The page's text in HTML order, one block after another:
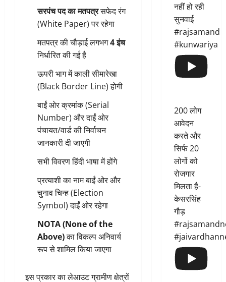
सरपंच पद का मतपत्रसफेद रंग
(White Paper) पर रहेगा
मतपत्र की चौड़ाई लगभग4 इंच
निर्धारित की गई है
ऊपरी भाग में काली सीमारेखा
(Black Border Line) होगी
बाईं ओर क्रमांक (Serial
Number) और दाईं ओर
पंचायत/वार्ड की निर्वाचन
जानकारी दी जाएगी
सभी विवरण हिंदी भाषा में होंगे
प्रत्याशी का नाम बाईं ओर और
चुनाव चिन्ह (Election
Symbol) दाईं ओर रहेगा
NOTA (None of the
Above)का विकल्प अनिवार्य
रूप से शामिल किया जाएगा
इस प्रकार का लेआउट ग्रामीण क्षेत्रों
नहीं हो रही
सुनवाई
#rajsamand
#kunwariya
200 लोग
आवेदन
करते और
सिर्फ 20
लोगों को
रोजगार
मिलता है-
केसरसिंह
गौड़